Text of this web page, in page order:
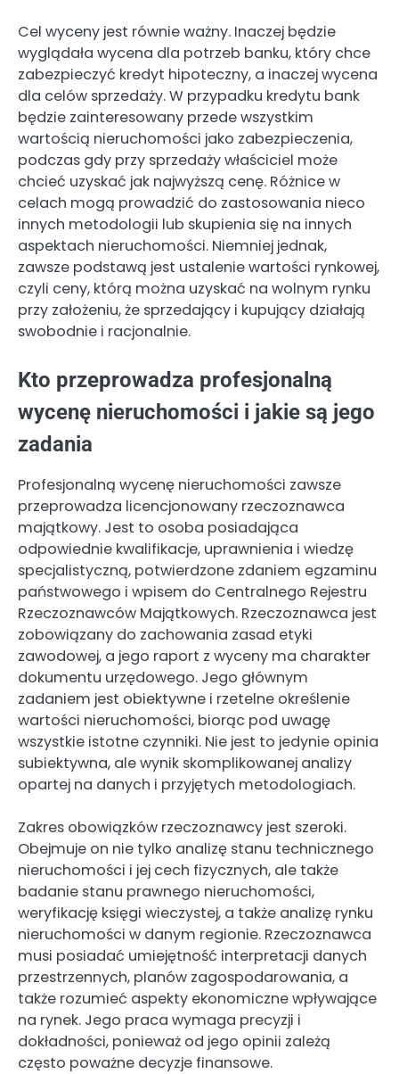
Cel wyceny jest równie ważny. Inaczej będzie
wyglądała wycena dla potrzeb banku, który chce
zabezpieczyć kredyt hipoteczny, a inaczej wycena
dla celów sprzedaży. W przypadku kredytu bank
będzie zainteresowany przede wszystkim
wartością nieruchomości jako zabezpieczenia,
podczas gdy przy sprzedaży właściciel może
chcieć uzyskać jak najwyższą cenę. Różnice w
celach mogą prowadzić do zastosowania nieco
innych metodologii lub skupienia się na innych
aspektach nieruchomości. Niemniej jednak,
zawsze podstawą jest ustalenie wartości rynkowej,
czyli ceny, którą można uzyskać na wolnym rynku
przy założeniu, że sprzedający i kupujący działają
swobodnie i racjonalnie.
Kto przeprowadza profesjonalną
wycenę nieruchomości i jakie są jego
zadania
Profesjonalną wycenę nieruchomości zawsze
przeprowadza licencjonowany rzeczoznawca
majątkowy. Jest to osoba posiadająca
odpowiednie kwalifikacje, uprawnienia i wiedzę
specjalistyczną, potwierdzone zdaniem egzaminu
państwowego i wpisem do Centralnego Rejestru
Rzeczoznawców Majątkowych. Rzeczoznawca jest
zobowiązany do zachowania zasad etyki
zawodowej, a jego raport z wyceny ma charakter
dokumentu urzędowego. Jego głównym
zadaniem jest obiektywne i rzetelne określenie
wartości nieruchomości, biorąc pod uwagę
wszystkie istotne czynniki. Nie jest to jedynie opinia
subiektywna, ale wynik skomplikowanej analizy
opartej na danych i przyjętych metodologiach.
Zakres obowiązków rzeczoznawcy jest szeroki.
Obejmuje on nie tylko analizę stanu technicznego
nieruchomości i jej cech fizycznych, ale także
badanie stanu prawnego nieruchomości,
weryfikację księgi wieczystej, a także analizę rynku
nieruchomości w danym regionie. Rzeczoznawca
musi posiadać umiejętność interpretacji danych
przestrzennych, planów zagospodarowania, a
także rozumieć aspekty ekonomiczne wpływające
na rynek. Jego praca wymaga precyzji i
dokładności, ponieważ od jego opinii zależą
często poważne decyzje finansowe.